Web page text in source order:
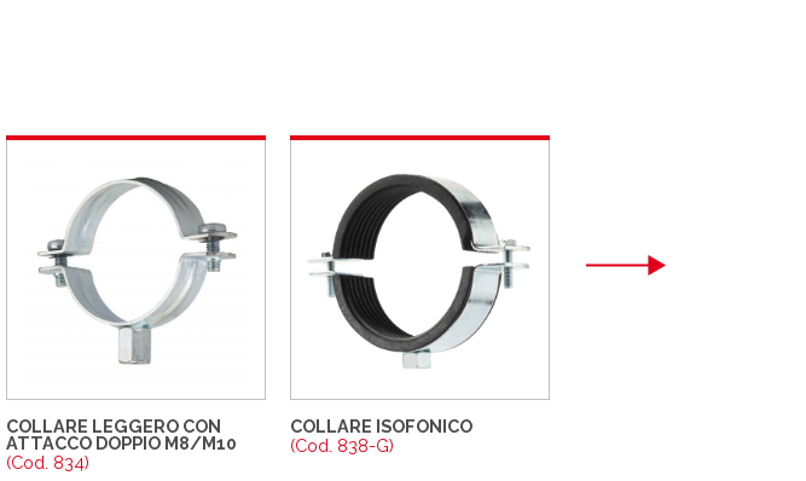
COLLARE LEGGERO CON
ATTACCO DOPPIO M8/M10
(Cod. 834)
COLLARE ISOFONICO
(Cod. 838-G)